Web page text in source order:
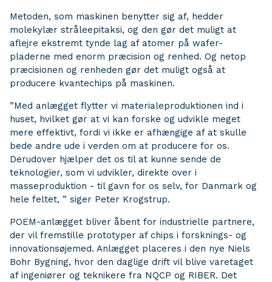
Metoden, som maskinen benytter sig af, hedder
molekylær stråleepitaksi, og den gør det muligt at
aflejre ekstremt tynde lag af atomer på wafer-
pladerne med enorm præcision og renhed. Og netop
præcisionen og renheden gør det muligt også at
producere kvantechips på maskinen.
”Med anlægget flytter vi materialeproduktionen ind i
huset, hvilket gør at vi kan forske og udvikle meget
mere effektivt, fordi vi ikke er afhængige af at skulle
bede andre ude i verden om at producere for os.
Derudover hjælper det os til at kunne sende de
teknologier, som vi udvikler, direkte over i
masseproduktion - til gavn for os selv, for Danmark og
hele feltet, ” siger Peter Krogstrup.
POEM-anlægget bliver åbent for industrielle partnere,
der vil fremstille prototyper af chips i forsknings- og
innovationsøjemed. Anlægget placeres i den nye Niels
Bohr Bygning, hvor den daglige drift vil blive varetaget
af ingeniører og teknikere fra NQCP og RIBER. Det